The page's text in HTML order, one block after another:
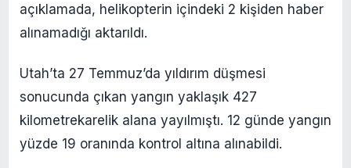
açıklamada, helikopterin içindeki 2 kişiden haber
alınamadığı aktarıldı.
Utah’ta 27 Temmuz’da yıldırım düşmesi
sonucunda çıkan yangın yaklaşık 427
kilometrekarelik alana yayılmıştı. 12 günde yangın
yüzde 19 oranında kontrol altına alınabildi.